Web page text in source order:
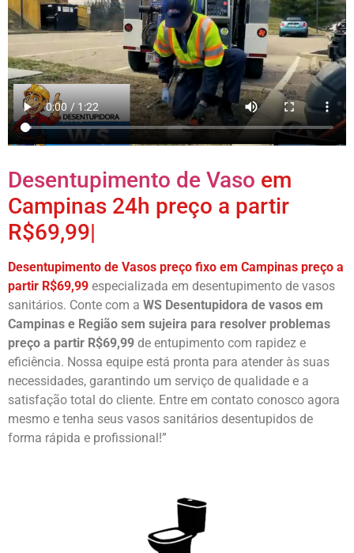
Desentupimento de Vaso em
Campinas 24h preço a partir
R$69,99|
Desentupimento de Vasos preço fixo em Campinas preço a
partir R$69,99 especializada em desentupimento de vasos
sanitários. Conte com a WS Desentupidora de vasos em
Campinas e Região sem sujeira para resolver problemas
preço a partir R$69,99 de entupimento com rapidez e
eficiência. Nossa equipe está pronta para atender às suas
necessidades, garantindo um serviço de qualidade e a
satisfação total do cliente. Entre em contato conosco agora
mesmo e tenha seus vasos sanitários desentupidos de
forma rápida e profissional!”